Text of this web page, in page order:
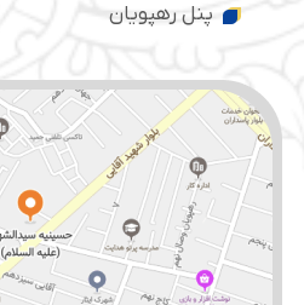
پنل رهپویان